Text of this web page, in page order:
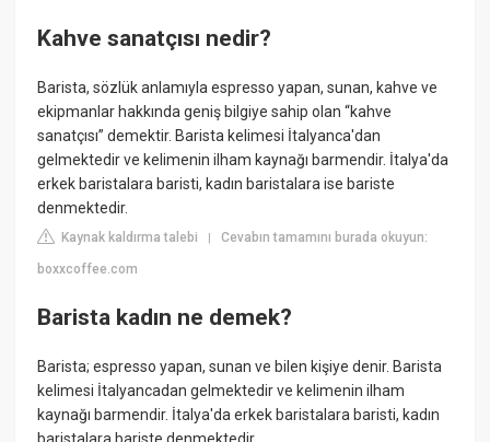
Kahve sanatçısı nedir?
Barista, sözlük anlamıyla espresso yapan, sunan, kahve ve
ekipmanlar hakkında geniş bilgiye sahip olan “kahve
sanatçısı” demektir. Barista kelimesi İtalyanca'dan
gelmektedir ve kelimenin ilham kaynağı barmendir. İtalya'da
erkek baristalara baristi, kadın baristalara ise bariste
denmektedir.
Kaynak kaldırma talebi |Cevabın tamamını burada okuyun:
boxxcoffee.com
Barista kadın ne demek?
Barista; espresso yapan, sunan ve bilen kişiye denir. Barista
kelimesi İtalyancadan gelmektedir ve kelimenin ilham
kaynağı barmendir. İtalya'da erkek baristalara baristi, kadın